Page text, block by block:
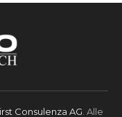
Consulenza AG . Alle